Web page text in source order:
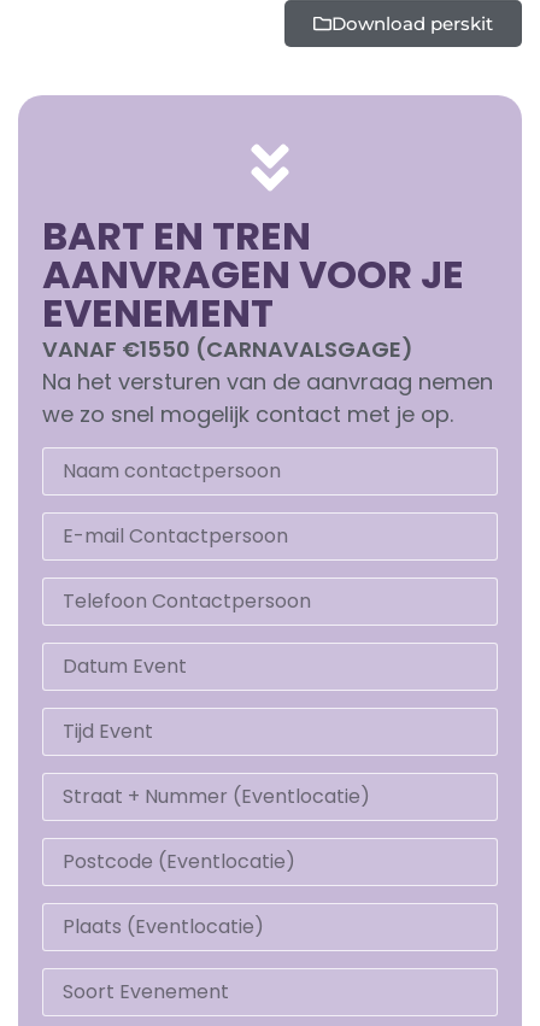
Download perskit
BART EN TREN
AANVRAGEN VOOR JE
EVENEMENT
VANAF €1550 (CARNAVALSGAGE)
Na het versturen van de aanvraag nemen
we zo snel mogelijk contact met je op.